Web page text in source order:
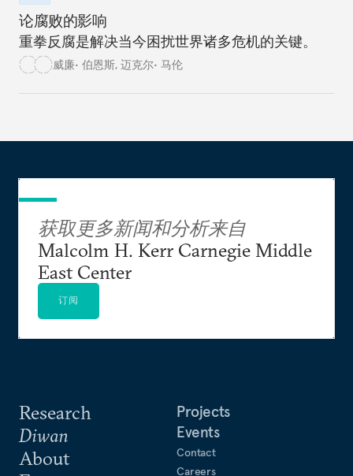
论腐败的影响
重拳反腐是解决当今困扰世界诸多危机的关键。
威廉• 伯恩斯, 迈克尔• 马伦
Research
Diwan
About
Projects
Events
Contact
Careers
获取更多新闻和分析来自
Malcolm H. Kerr Carnegie Middle
East Center
订阅